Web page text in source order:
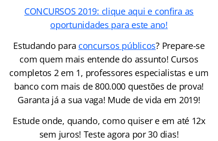
CONCURSOS 2019: clique aqui e confira as
oportunidades para este ano!
Estudando para concursos públicos? Prepare-se
com quem mais entende do assunto! Cursos
completos 2 em 1, professores especialistas e um
banco com mais de 800.000 questões de prova!
Garanta já a sua vaga! Mude de vida em 2019!
Estude onde, quando, como quiser e em até 12x
sem juros! Teste agora por 30 dias!